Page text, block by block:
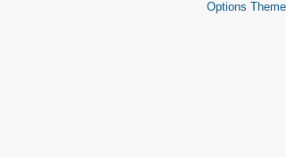
Options Theme